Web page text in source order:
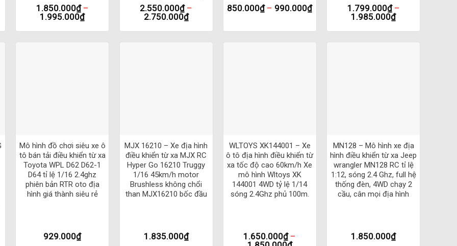
1.850.000₫–
1.995.000₫
2.550.000₫–
2.750.000₫
850.000₫– 990.000₫ 1.799.000₫–
1.985.000₫
Mô hình đồ chơi siêu xe ô
tô bán tải điều khiển từ xa
Toyota WPL D62 D62-1
D64 tỉ lệ 1/16 2.4ghz
phiên bản RTR oto địa
hình giá thành siêu rẻ
929.000₫
MJX 16210 – Xe địa hình
điều khiển từ xa MJX RC
Hyper Go 16210 Truggy
1/16 45km/h motor
Brushless không chổi
than MJX16210 bốc đầu
1.835.000₫
WLTOYS XK144001 – Xe
ô tô địa hình điều khiển từ
xa tốc độ cao 60km/h Xe
mô hình Wltoys XK
144001 4WD tỷ lệ 1/14
sóng 2.4Ghz phủ 100m.
1.650.000₫–
MN128 – Mô hình xe địa
hình điều khiển từ xa Jeep
wrangler MN128 RC tỉ lệ
1:12, sóng 2.4 Ghz, full hệ
thống đèn, 4WD chạy 2
cầu, cân mọi địa hình
1.850.000₫